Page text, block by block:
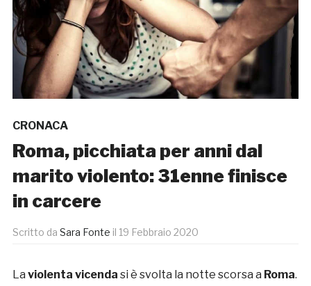
CRONACA
Roma, picchiata per anni dal
marito violento: 31enne finisce
in carcere
Scritto da Sara Fonte il 19 Febbraio 2020
La violenta vicenda si è svolta la notte scorsa a Roma.